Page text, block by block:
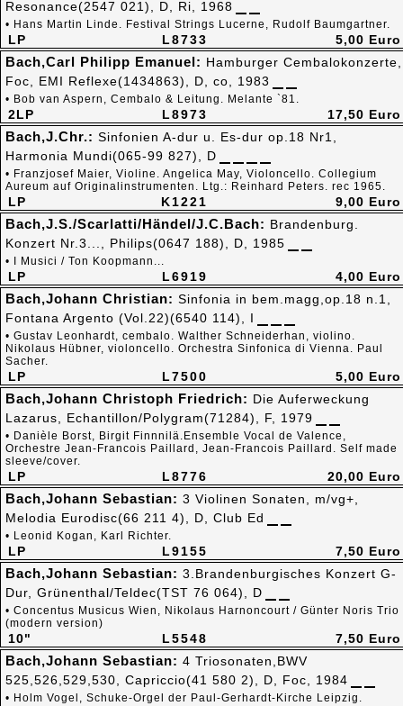
L8733
LP
Resonance(2547 021), D, Ri, 1968
• Hans Martin Linde. Festival Strings Lucerne, Rudolf Baumgartner.
5,00 Euro
L8973
2LP
Bach,Carl Philipp Emanuel: Hamburger Cembalokonzerte,
Foc, EMI Reflexe(1434863), D, co, 1983
• Bob van Aspern, Cembalo & Leitung. Melante `81.
17,50 Euro
K1221
LP
Bach,J.Chr.: Sinfonien A-dur u. Es-dur op.18 Nr1,
Harmonia Mundi(065-99 827), D
• Franzjosef Maier, Violine. Angelica May, Violoncello. Collegium
Aureum auf Originalinstrumenten. Ltg.: Reinhard Peters. rec 1965.
9,00 Euro
L6919
LP
Bach,J.S./Scarlatti/Händel/J.C.Bach: Brandenburg.
Konzert Nr.3..., Philips(0647 188), D, 1985
• I Musici / Ton Koopmann...
4,00 Euro
L7500
LP
Bach,Johann Christian: Sinfonia in bem.magg,op.18 n.1,
Fontana Argento (Vol.22)(6540 114), I
• Gustav Leonhardt, cembalo. Walther Schneiderhan, violino.
Nikolaus Hübner, violoncello. Orchestra Sinfonica di Vienna. Paul
Sacher.
5,00 Euro
L8776
LP
Bach,Johann Christoph Friedrich: Die Auferweckung
Lazarus, Echantillon/Polygram(71284), F, 1979
• Danièle Borst, Birgit Finnnilä.Ensemble Vocal de Valence,
Orchestre Jean-Francois Paillard, Jean-Francois Paillard. Self made
sleeve/cover.
20,00 Euro
L9155
LP
Bach,Johann Sebastian: 3 Violinen Sonaten, m/vg+,
Melodia Eurodisc(66 211 4), D, Club Ed
• Leonid Kogan, Karl Richter.
7,50 Euro
L5548
10"
Bach,Johann Sebastian: 3.Brandenburgisches Konzert G-
Dur, Grünenthal/Teldec(TST 76 064), D
• Concentus Musicus Wien, Nikolaus Harnoncourt / Günter Noris Trio
(modern version)
7,50 Euro
Bach,Johann Sebastian: 4 Triosonaten,BWV
525,526,529,530, Capriccio(41 580 2), D, Foc, 1984
• Holm Vogel, Schuke-Orgel der Paul-Gerhardt-Kirche Leipzig.